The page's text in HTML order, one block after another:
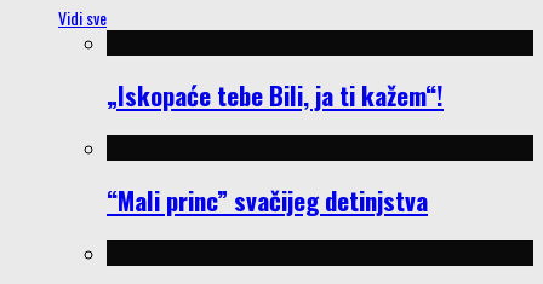
Vidi sve
„Iskopaće tebe Bili, ja ti kažem“!
“Mali princ” svačijeg detinjstva